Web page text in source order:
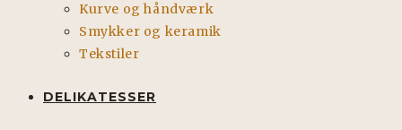
Kurve og håndværk
Smykker og keramik
Tekstiler
DELIKATESSER